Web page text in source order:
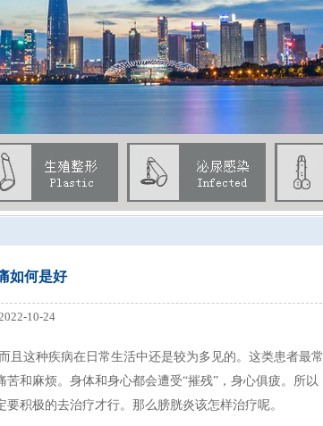
如何是好
10-24
且这种疾病在日常生活中还是较为多见的。这类患者最常
和麻烦。身体和身心都会遭受“摧残”，身心俱疲。所以
积极的去治疗才行。那么膀胱炎该怎样治疗呢。